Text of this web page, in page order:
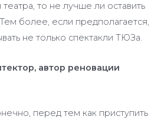
то не лучше ли оставить
более, если предполагается,
не только спектакли ТЮЗа.
автор реновации
перед тем как приступить